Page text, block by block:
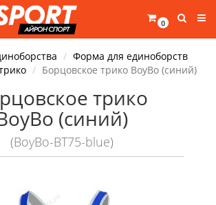
0
Форма для единоборств
Борцовское трико BoyBo (синий)
трико
(синий)
(BoyBo-BT75-blue)